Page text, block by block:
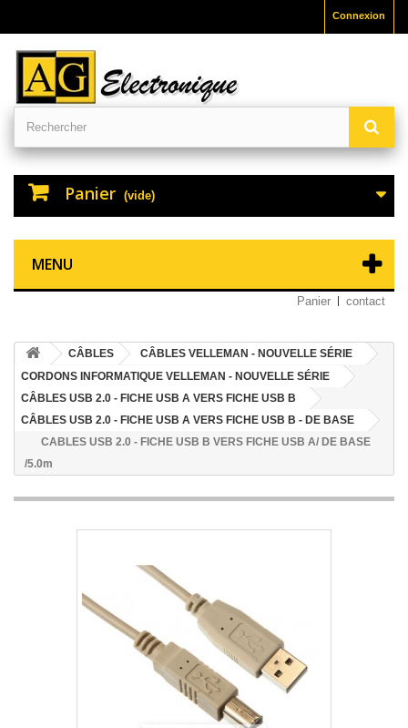
Connexion
Panier (vide)
MENU
Panier contact
CÂBLES
CÂBLES VELLEMAN - NOUVELLE SÉRIE
CORDONS INFORMATIQUE VELLEMAN - NOUVELLE SÉRIE
CÂBLES USB 2.0 - FICHE USB A VERS FICHE USB B
CÂBLES USB 2.0 - FICHE USB A VERS FICHE USB B - DE BASE
CABLES USB 2.0 - FICHE USB B VERS FICHE USB A/ DE BASE
/5.0m